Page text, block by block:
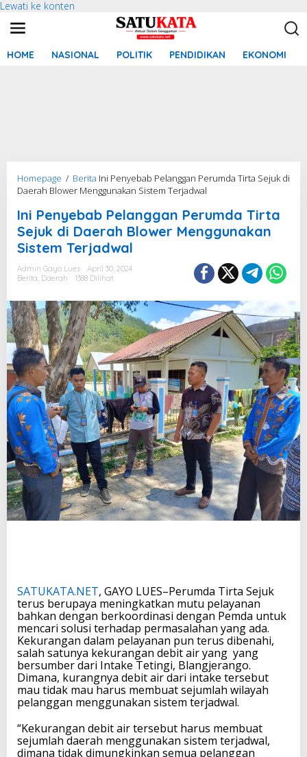
Lewati ke konten
HOME NASIONAL POLITIK PENDIDIKAN EKONOMI
Homepage / Berita Ini Penyebab Pelanggan Perumda Tirta Sejuk di
Daerah Blower Menggunakan Sistem Terjadwal
Ini Penyebab Pelanggan Perumda Tirta
Sejuk di Daerah Blower Menggunakan
Sistem Terjadwal
Admin Gayo Lues
April 30, 2024
Berita, Daerah 1388 Dilihat
SATUKATA.NET, GAYO LUES–Perumda Tirta Sejuk
terus berupaya meningkatkan mutu pelayanan
bahkan dengan berkoordinasi dengan Pemda untuk
mencari solusi terhadap permasalahan yang ada.
Kekurangan dalam pelayanan pun terus dibenahi,
salah satunya kekurangan debit air yang yang
bersumber dari Intake Tetingi, Blangjerango.
Dimana, kurangnya debit air dari intake tersebut
mau tidak mau harus membuat sejumlah wilayah
pelanggan menggunakan sistem terjadwal.
“Kekurangan debit air tersebut harus membuat
sejumlah daerah menggunakan sistem terjadwal,
dimana tidak dimungkinkan semua pelanggan